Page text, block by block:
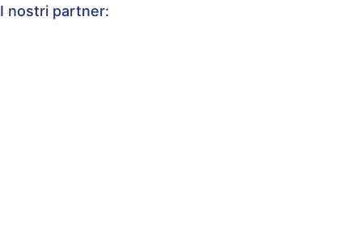
I nostri partner: